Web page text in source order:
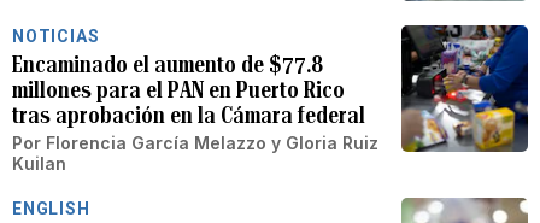
NOTICIAS
Encaminado el aumento de $77.8
millones para el PAN en Puerto Rico
tras aprobación en la Cámara federal
Por Florencia García Melazzo y Gloria Ruiz
Kuilan
ENGLISH